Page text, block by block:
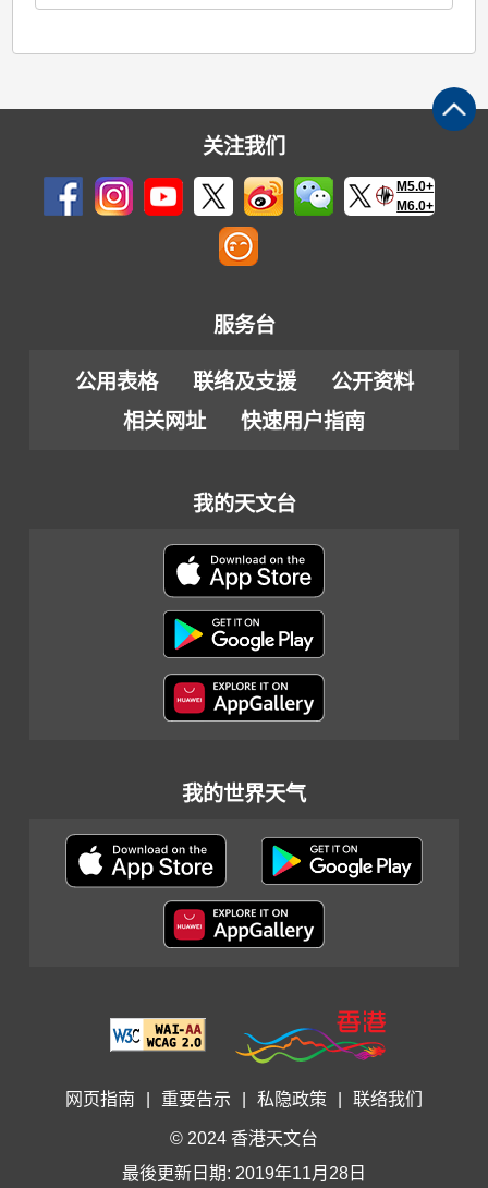
关注我们
M5.0+
M6.0+
服务台
公用表格 联络及支援
公开资料
相关网址
快速用户指南
我的天文台
我的世界天气
网页指南 重要告示 私隐政策 联络我们
© 2024 香港天文台
最後更新日期: 2019年11月28日